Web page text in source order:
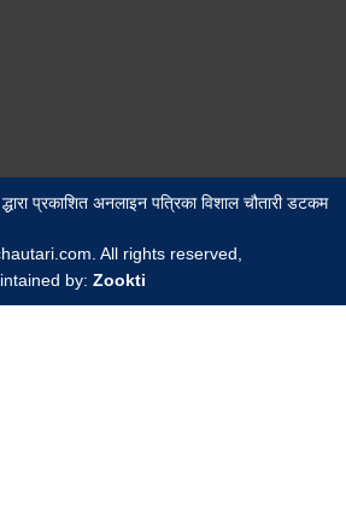
द्धारा प्रकाशित अनलाइन पत्रिका विशाल चौतारी डटकम
All rights reserved,
by: Zookti